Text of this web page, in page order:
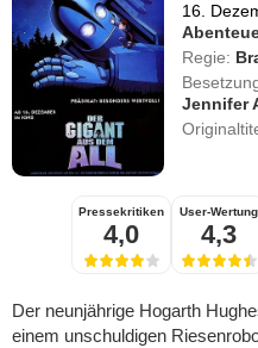
16.
Regie:
Jennifer
Pressekritiken
4,0
User-Wertung
4,3
Der neunjährige Hogarth
einem unschuldigen